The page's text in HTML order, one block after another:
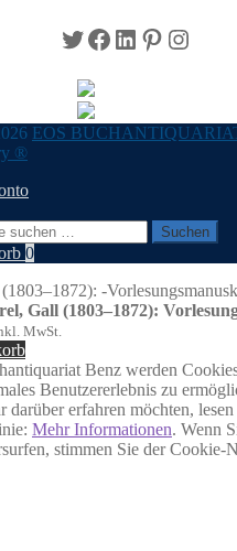
Twitter
Facebook
LinkedIn
Pinterest
EOS
®
Suchen
0
Gall (1803–1872):
MwSt.
Benz werden
Benutzererlebnis zu
darüber erfahren möchten,
Mehr Informationen. Wenn
stimmen Sie der Cookie-